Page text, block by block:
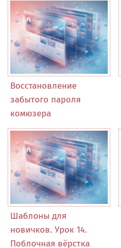
Восстановление
забытого пароля
комюзера
Шаблоны для
новичков. Урок 14.
Поблочная вёрстка